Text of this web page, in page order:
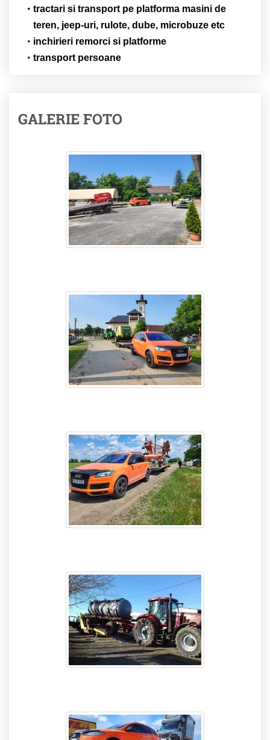
tractari si transport pe platforma masini de
teren, jeep-uri, rulote, dube, microbuze etc
inchirieri remorci si platforme
transport persoane
GALERIE FOTO